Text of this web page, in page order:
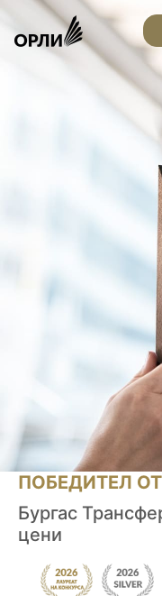
ПОБЕДИТЕЛ
Бургас
цени